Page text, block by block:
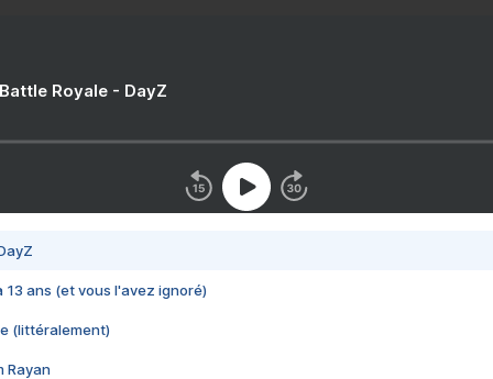
Royale - DayZ
13 ans (et vous l'avez ignoré)
(littéralement)
Rayan